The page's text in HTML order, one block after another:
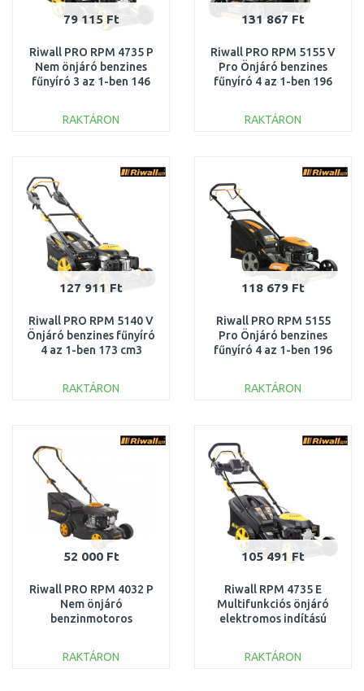
79 115 Ft
Riwall PRO RPM 4735 P
Nem önjáró benzines
fűnyíró 3 az 1-ben 146
RAKTÁRON
Összehasonlítás
131 867 Ft
Riwall PRO RPM 5155 V
Pro Önjáró benzines
fűnyíró 4 az 1-ben 196
RAKTÁRON
Összehasonlítás
127 911 Ft
Riwall PRO RPM 5140 V
Önjáró benzines fűnyíró
4 az 1-ben 173 cm3
RAKTÁRON
Összehasonlítás
118 679 Ft
Riwall PRO RPM 5155
Pro Önjáró benzines
fűnyíró 4 az 1-ben 196
RAKTÁRON
Összehasonlítás
52 000 Ft
Riwall PRO RPM 4032 P
Nem önjáró
benzinmotoros
2in1 39112529914
RAKTÁRON
105 491 Ft
Riwall RPM 4735 E
Multifunkciós önjáró
elektromos indítású
PM12B2301027B
RAKTÁRON